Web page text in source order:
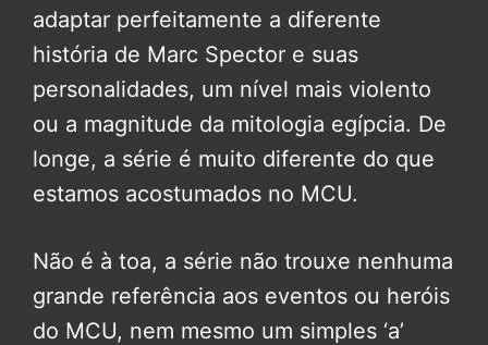
adaptar perfeitamente a diferente
história de Marc Spector e suas
personalidades, um nível mais violento
ou a magnitude da mitologia egípcia. De
longe, a série é muito diferente do que
estamos acostumados no MCU.
Não é à toa, a série não trouxe nenhuma
grande referência aos eventos ou heróis
do MCU, nem mesmo um simples ‘a’